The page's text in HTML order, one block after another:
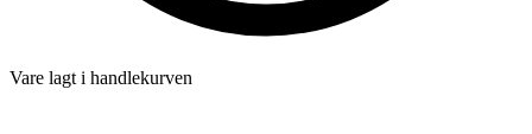
Vare lagt i handlekurven